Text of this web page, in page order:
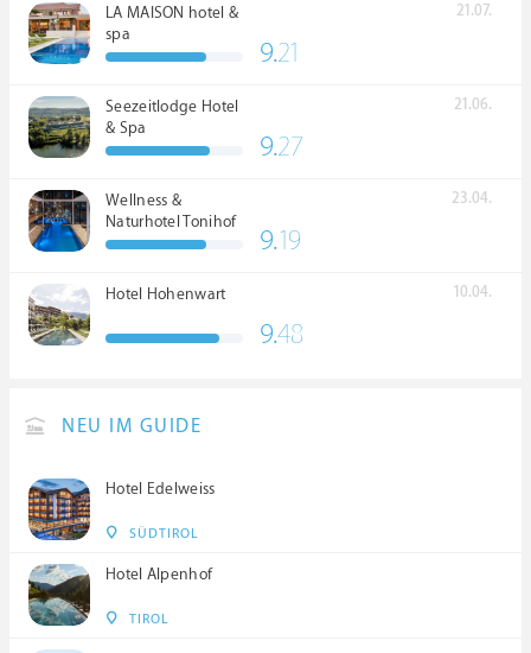
LA MAISON hotel &
spa
21.07.
9.21
Seezeitlodge Hotel
& Spa
21.06.
9.27
Wellness &
Naturhotel Tonihof
****S
23.04.
9.19
Hotel Hohenwart 10.04.
9.48
NEU IM GUIDE
Hotel Edelweiss
SÜDTIROL
Hotel Alpenhof
TIROL